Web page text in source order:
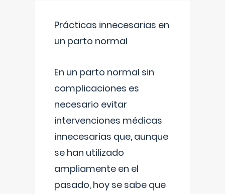
Prácticas innecesarias en
un parto normal
En un parto normal sin
complicaciones es
necesario evitar
intervenciones médicas
innecesarias que, aunque
se han utilizado
ampliamente en el
pasado, hoy se sabe que